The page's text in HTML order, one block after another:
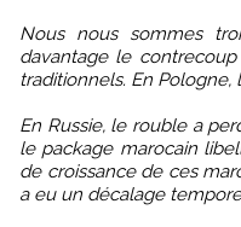
Nous nous sommes
davantage le
traditionnels. En Pologne,
En Russie, le rouble a
le package marocain
de croissance de ces
a eu un décalage